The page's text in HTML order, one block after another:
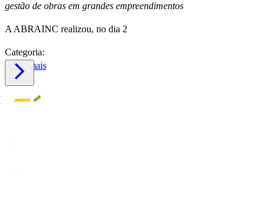
gestão de obras em grandes empreendimentos
A ABRAINC realizou, no dia 2
Categoria:
Saiba mais
